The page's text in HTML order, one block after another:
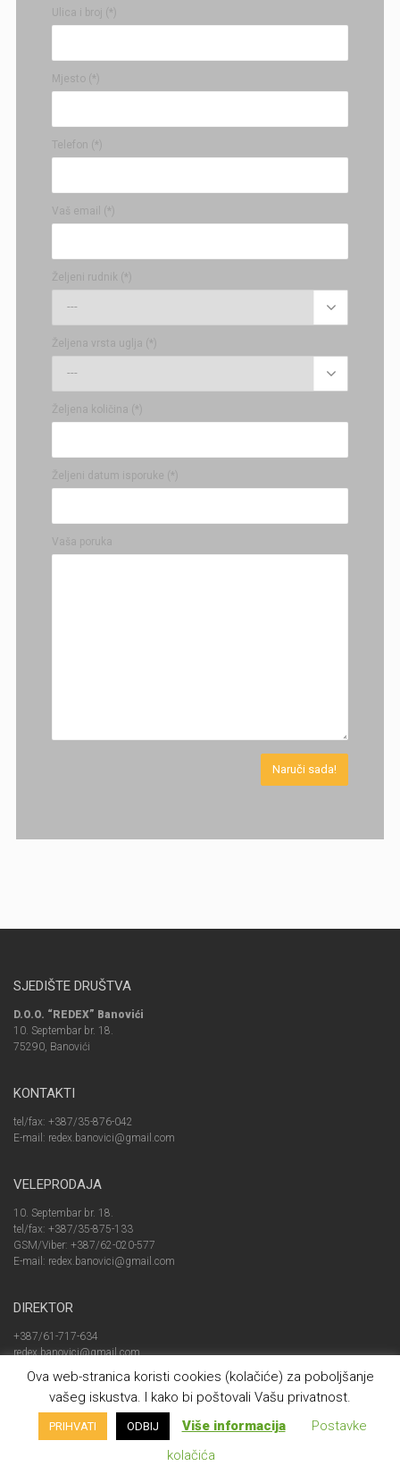
Ulica i broj (*)
Mjesto (*)
Telefon (*)
Vaš email (*)
Željeni rudnik (*)

Željena vrsta uglja (*)

Željena količina (*)
Željeni datum isporuke (*)
Vaša poruka
SJEDIŠTE DRUŠTVA
D.O.O. “REDEX” Banovići
10. Septembar br. 18.
75290, Banovići
KONTAKTI
tel/fax: +387/35-876-042
E-mail: redex.banovici@gmail.com
VELEPRODAJA
10. Septembar br. 18.
tel/fax: +387/35-875-133
GSM/Viber: +387/62-020-577
E-mail: redex.banovici@gmail.com
DIREKTOR
+387/61-717-634
redex.banovici@gmail.com
REDEX d.o.o. Banovici" Sva prava pridrzana 2021 - Web dizajn
Početna
Pravila o privatnosti i kolačićima
Ova web-stranica koristi cookies (kolačiće) za poboljšanje
vašeg iskustva. I kako bi poštovali Vašu privatnost.
PRIHVATI ODBIJ Više informacija
Postavke
kolačića